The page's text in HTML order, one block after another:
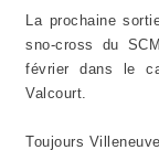
La prochaine
sno-cross du
février dans le
Valcourt.
Toujours Villeneuve